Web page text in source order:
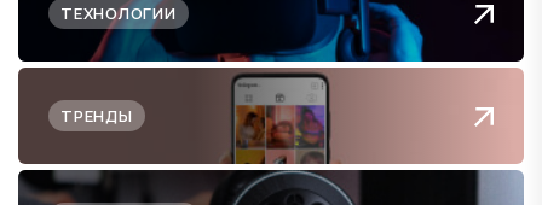
ТЕХНОЛОГИИ
ТРЕНДЫ